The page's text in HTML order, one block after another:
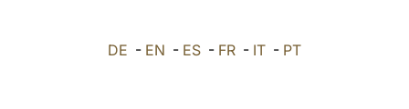
العربيّة DE - EN - ES - FR - IT - PT